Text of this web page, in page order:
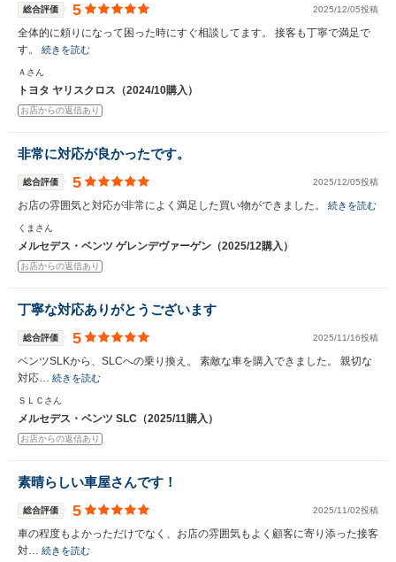
総合評価 5 2025/12/05投稿
全体的に頼りになって困った時にすぐ相談してます。 接客も丁寧で満足で
す。 続きを読む
Ａさん
トヨタ ヤリスクロス（2024/10購入）
お店からの返信あり
非常に対応が良かったです。
総合評価 5 2025/12/05投稿
お店の雰囲気と対応が非常によく満足した買い物ができました。 続きを読む
くまさん
メルセデス・ベンツ ゲレンデヴァーゲン（2025/12購入）
お店からの返信あり
丁寧な対応ありがとうございます
総合評価 5 2025/11/16投稿
ベンツSLKから、SLCへの乗り換え。 素敵な車を購入できました。 親切な
対応… 続きを読む
ＳＬＣさん
メルセデス・ベンツ SLC（2025/11購入）
お店からの返信あり
素晴らしい車屋さんです！
総合評価 5 2025/11/02投稿
車の程度もよかっただけでなく、お店の雰囲気もよく顧客に寄り添った接客
対… 続きを読む